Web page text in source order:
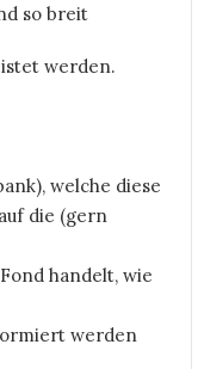
so breit
werden.
welche diese
die (gern
handelt, wie
werden